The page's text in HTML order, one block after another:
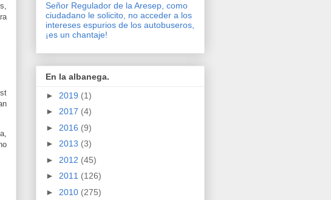
Señor Regulador de la Aresep, como
ciudadano le solicito, no acceder a los
intereses espurios de los autobuseros,
¡es un chantaje!
En la albanega.
► 2019 (1)
► 2017 (4)
► 2016 (9)
► 2013 (3)
► 2012 (45)
► 2011 (126)
► 2010 (275)